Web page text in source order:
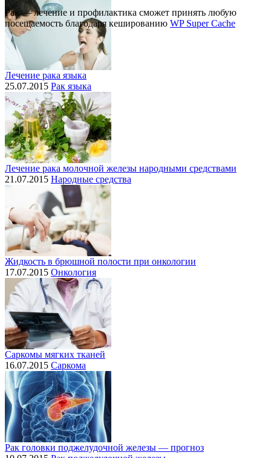
Лечение рака языка
25.07.2015 Рак языка
Лечение рака молочной железы народными средствами
21.07.2015 Народные средства
Жидкость в брюшной полости при онкологии
17.07.2015 Онкология
Саркомы мягких тканей
16.07.2015 Саркома
Рак головки поджелудочной железы — прогноз
Рак — лечение и профилактика cможет принять любую
посещаемость благодаря кешированию WP Super Cache